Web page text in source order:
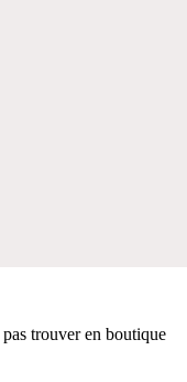
trouver en boutique